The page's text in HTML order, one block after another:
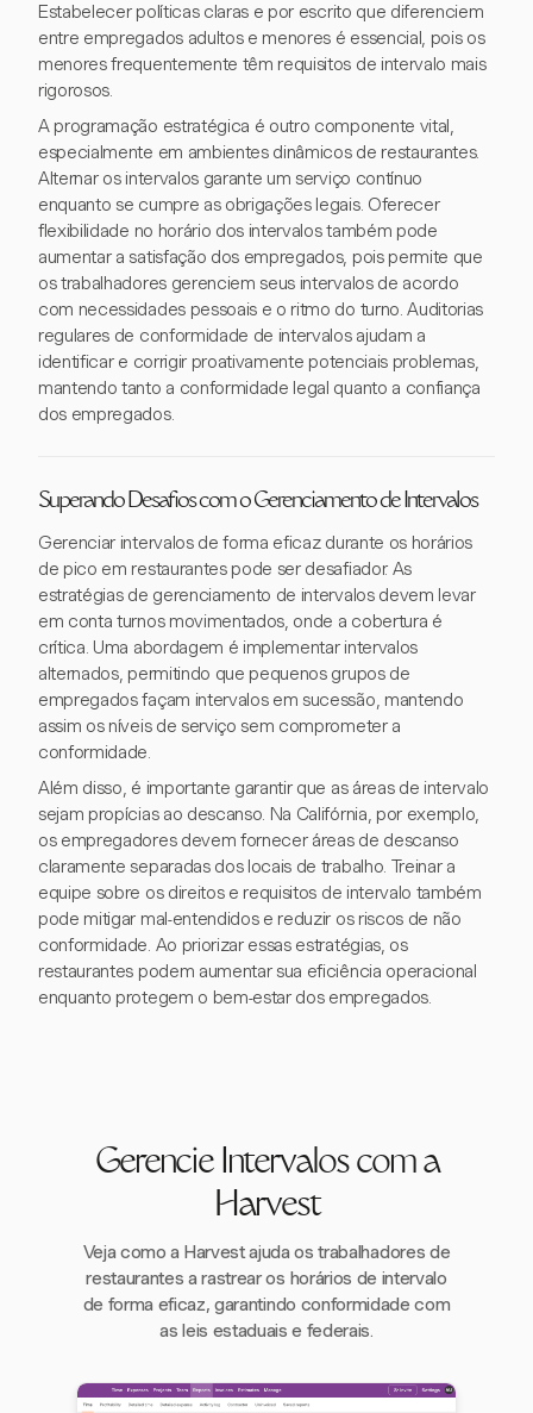
Estabelecer políticas claras e por escrito que diferenciem
entre empregados adultos e menores é essencial, pois os
menores frequentemente têm requisitos de intervalo mais
rigorosos.
A programação estratégica é outro componente vital,
especialmente em ambientes dinâmicos de restaurantes.
Alternar os intervalos garante um serviço contínuo
enquanto se cumpre as obrigações legais. Oferecer
flexibilidade no horário dos intervalos também pode
aumentar a satisfação dos empregados, pois permite que
os trabalhadores gerenciem seus intervalos de acordo
com necessidades pessoais e o ritmo do turno. Auditorias
regulares de conformidade de intervalos ajudam a
identificar e corrigir proativamente potenciais problemas,
mantendo tanto a conformidade legal quanto a confiança
dos empregados.
Superando Desafios com o Gerenciamento de Intervalos
Gerenciar intervalos de forma eficaz durante os horários
de pico em restaurantes pode ser desafiador. As
estratégias de gerenciamento de intervalos devem levar
em conta turnos movimentados, onde a cobertura é
crítica. Uma abordagem é implementar intervalos
alternados, permitindo que pequenos grupos de
empregados façam intervalos em sucessão, mantendo
assim os níveis de serviço sem comprometer a
conformidade.
Além disso, é importante garantir que as áreas de intervalo
sejam propícias ao descanso. Na Califórnia, por exemplo,
os empregadores devem fornecer áreas de descanso
claramente separadas dos locais de trabalho. Treinar a
equipe sobre os direitos e requisitos de intervalo também
pode mitigar mal-entendidos e reduzir os riscos de não
conformidade. Ao priorizar essas estratégias, os
restaurantes podem aumentar sua eficiência operacional
enquanto protegem o bem-estar dos empregados.
Gerencie Intervalos com a
Harvest
Veja como a Harvest ajuda os trabalhadores de
restaurantes a rastrear os horários de intervalo
de forma eficaz, garantindo conformidade com
as leis estaduais e federais.